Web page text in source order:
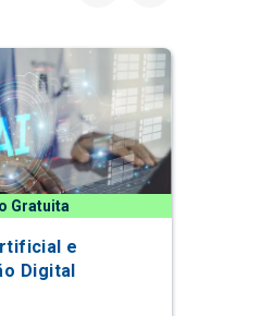
Gratuita
e
Digital